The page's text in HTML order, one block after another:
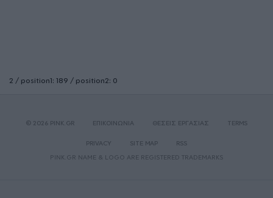
2 / position1: 189 / position2: 0
© 2026 PINK.GR ΕΠΙΚΟΙΝΩΝΙΑ ΘΕΣΕΙΣ ΕΡΓΑΣΙΑΣ TERMS
PRIVACY SITE MAP
RSS
PINK.GR NAME & LOGO ARE REGISTERED TRADEMARKS